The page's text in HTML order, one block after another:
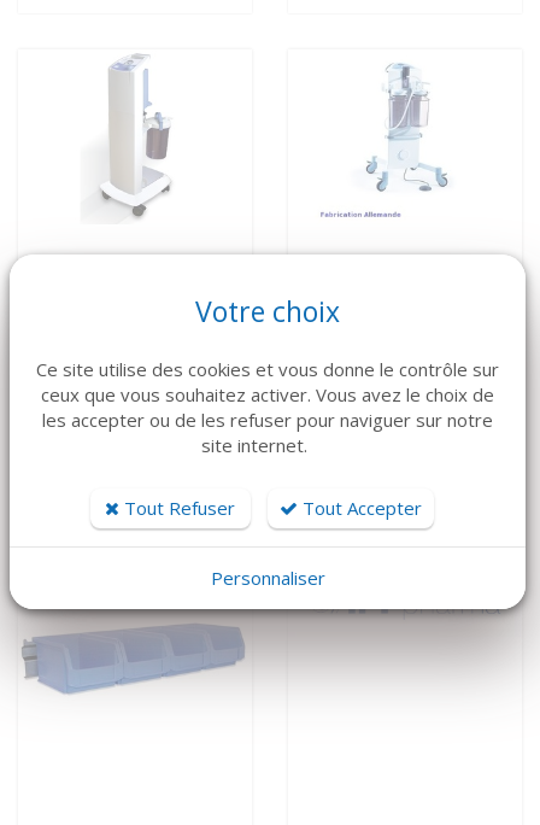
Aspiration mobile
C451 ATMOS
MEDAP
Aspiration mobile
Twista 1070
Votre choix
Ce site utilise des cookies et vous donne le contrôle sur
ceux que vous souhaitez activer. Vous avez le choix de
les accepter ou de les refuser pour naviguer sur notre
site internet.
Tout Refuser Tout Accepter
Personnaliser